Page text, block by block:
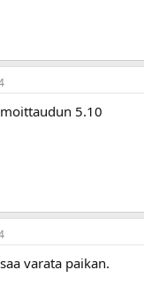
5.10
varata paikan.